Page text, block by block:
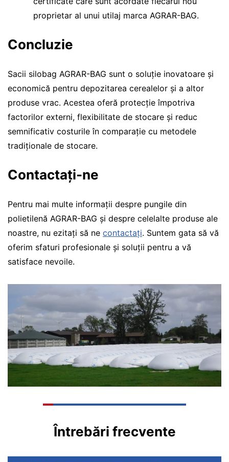
proprietar al unui utilaj marca AGRAR-BAG.
Concluzie
Sacii silobag AGRAR-BAG sunt o soluție inovatoare și
economică pentru depozitarea cerealelor și a altor
produse vrac. Acestea oferă protecție împotriva
factorilor externi, flexibilitate de stocare și reduc
semnificativ costurile în comparație cu metodele
tradiționale de stocare.
Contactaţi-ne
Pentru mai multe informații despre pungile din
polietilenă AGRAR-BAG și despre celelalte produse ale
noastre, nu ezitați să ne contactați. Suntem gata să vă
oferim sfaturi profesionale și soluții pentru a vă
satisface nevoile.
Întrebări frecvente